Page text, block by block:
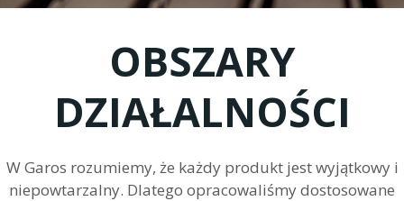
OBSZARY
DZIAŁALNOŚCI
W Garos rozumiemy, że każdy produkt jest wyjątkowy i
niepowtarzalny. Dlatego opracowaliśmy dostosowane